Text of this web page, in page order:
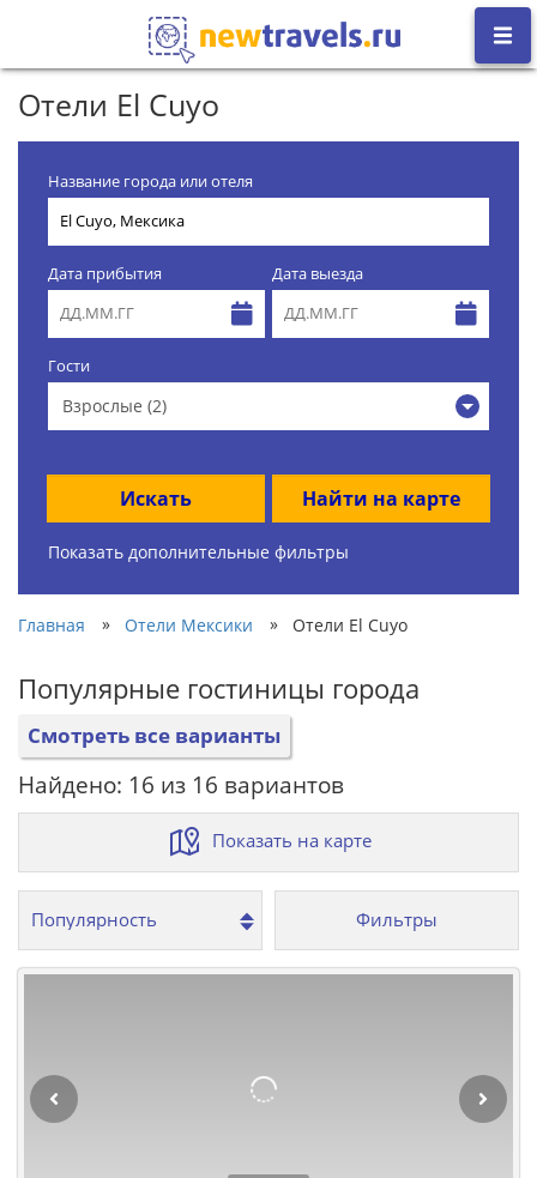
Отели El Cuyo
Название города или отеля
Дата прибытия Дата выезда
Гости
Взрослые (2)
Искать Найти на карте
Показать дополнительные фильтры
Главная » Отели Мексики » Отели El Cuyo
Популярные гостиницы города
Смотреть все варианты
Найдено: 16 из 16 вариантов
Показать на карте
Фильтры